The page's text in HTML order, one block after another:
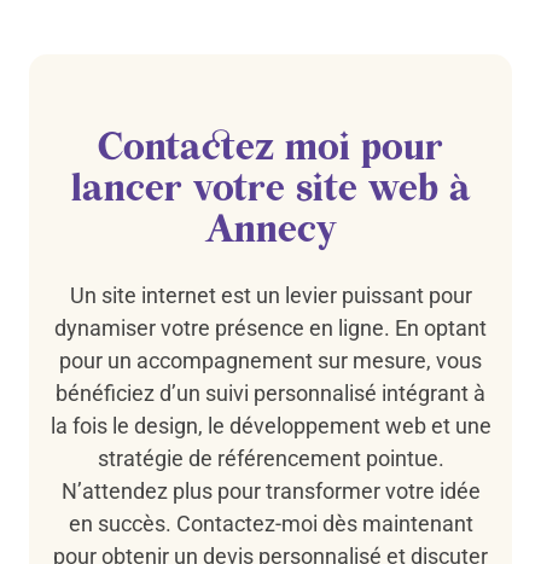
Contactez moi pour
lancer votre site web à
Annecy
Un site internet est un levier puissant pour
dynamiser votre présence en ligne. En optant
pour un accompagnement sur mesure, vous
bénéficiez d’un suivi personnalisé intégrant à
la fois le design, le développement web et une
stratégie de référencement pointue.
N’attendez plus pour transformer votre idée
en succès. Contactez-moi dès maintenant
pour obtenir un devis personnalisé et discuter